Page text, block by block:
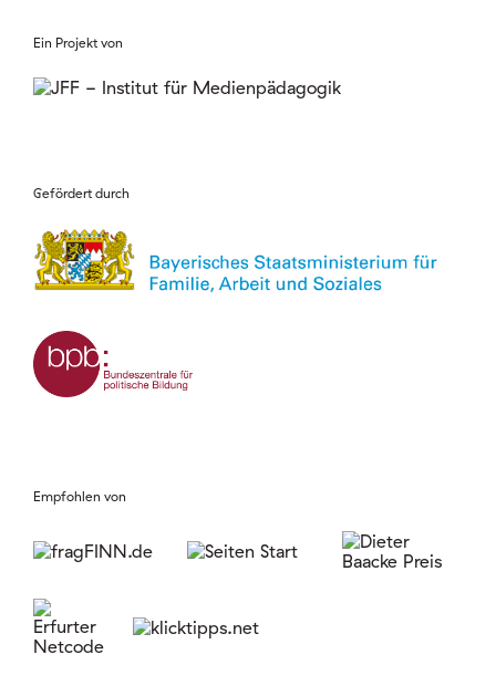
Ein Projekt von
Gefördert durch
Empfohlen von